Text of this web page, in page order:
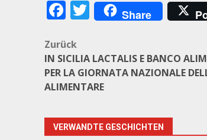
Facebook
Twitter
Share
Beitragsnavigation
Zurück
IN SICILIA LACTALIS E BANCO
PER LA GIORNATA NAZIONALE
ALIMENTARE
VERWANDTE GESCHICHTEN